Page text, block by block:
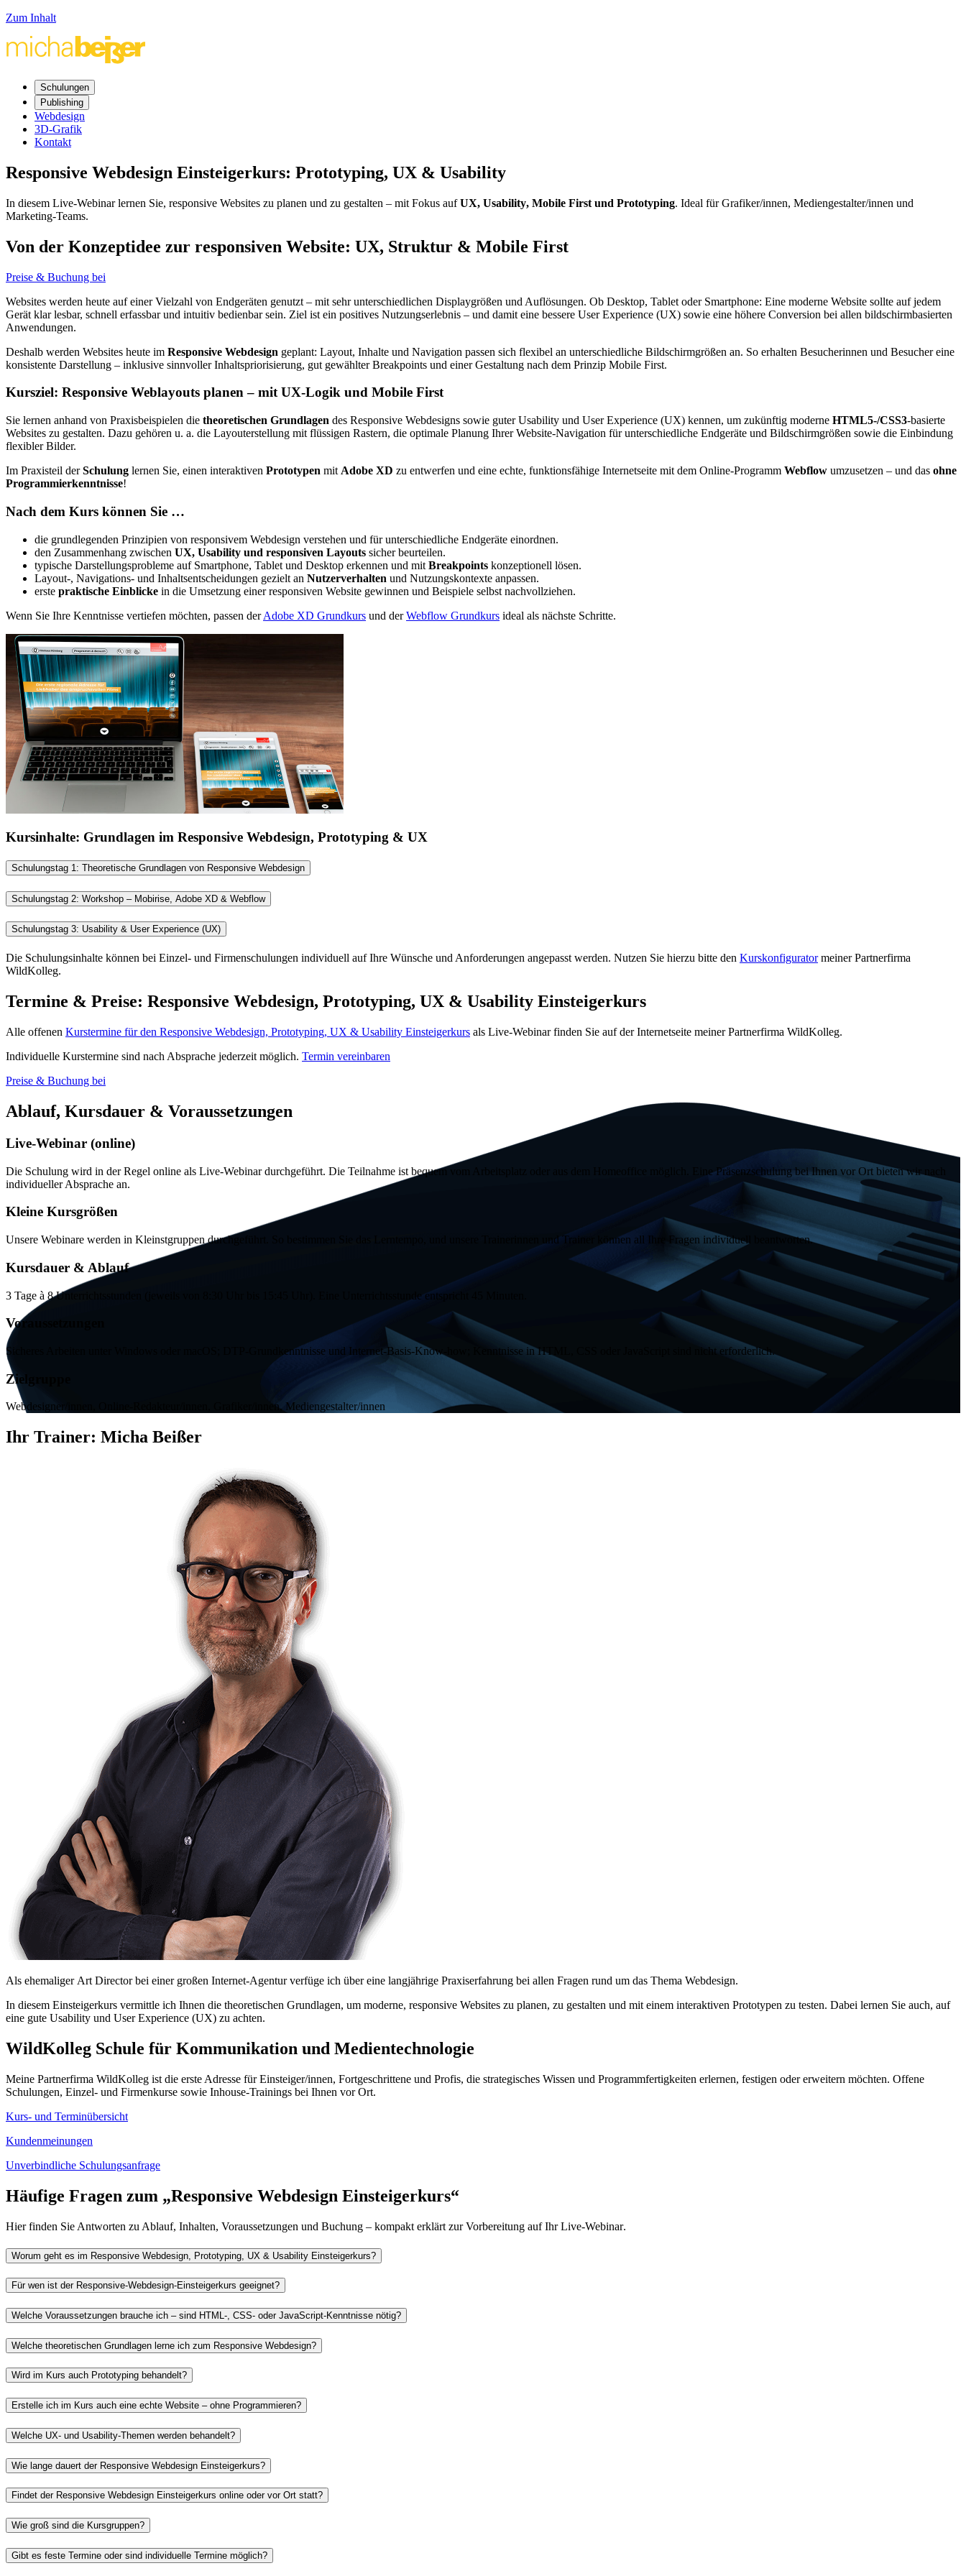
Zum Inhalt
Schulungen
Publishing
Webdesign
3D-Grafik
Kontakt
Responsive Webdesign Einsteigerkurs: Prototyping, UX & Usability
In diesem Live-Webinar lernen Sie, responsive Websites zu planen und zu gestalten – mit Fokus aufUX, Usability, Mobile First und Prototyping. Ideal für Grafiker/innen, Mediengestalter/innen und
Marketing-Teams.
Von der Konzeptidee zur responsiven Website: UX, Struktur & Mobile First
Preise & Buchung bei
Websites werden heute auf einer Vielzahl von Endgeräten genutzt – mit sehr unterschiedlichen Displaygrößen und Auflösungen. Ob Desktop, Tablet oder Smartphone: Eine moderne Website sollte auf jedem
Gerät klar lesbar, schnell erfassbar und intuitiv bedienbar sein. Ziel ist ein positives Nutzungserlebnis – und damit eine bessere User Experience (UX) sowie eine höhere Conversion bei allen bildschirmbasierten
Anwendungen.
Deshalb werden Websites heute im Responsive Webdesign geplant: Layout, Inhalte und Navigation passen sich flexibel an unterschiedliche Bildschirmgrößen an. So erhalten Besucherinnen und Besucher eine
konsistente Darstellung – inklusive sinnvoller Inhaltspriorisierung, gut gewählterBreakpoints und einer Gestaltung nach dem Prinzip Mobile First.
Kursziel: Responsive Weblayouts planen – mit UX-Logik und Mobile First
Sie lernen anhand von Praxisbeispielen die theoretischen Grundlagen des Responsive Webdesigns sowie guterUsability und User Experience (UX) kennen, um zukünftig moderne HTML5-/CSS3-basierte
Websites zu gestalten. Dazu gehören u. a. die Layouterstellung mit flüssigen Rastern, die optimale Planung IhrerWebsite-Navigation für unterschiedliche Endgeräte und Bildschirmgrößen sowie die Einbindung
flexibler Bilder.
Im Praxisteil derSchulung lernen Sie, einen interaktiven Prototypen mit Adobe XD zu entwerfen und eine echte, funktionsfähige Internetseite mit dem Online-Programm Webflow umzusetzen – und das ohne
Programmierkenntnisse!
Nach dem Kurs können Sie …
die grundlegenden Prinzipien von responsivem Webdesign verstehen und für unterschiedliche Endgeräte einordnen.
den Zusammenhang zwischen UX, Usability und responsiven Layouts sicher beurteilen.
typische Darstellungsprobleme auf Smartphone, Tablet und Desktop erkennen und mit Breakpoints konzeptionell lösen.
Layout-, Navigations- und Inhaltsentscheidungen gezielt an Nutzerverhalten und Nutzungskontexte anpassen.
erste praktische Einblicke in die Umsetzung einer responsiven Website gewinnen und Beispiele selbst nachvollziehen.
Wenn Sie Ihre Kenntnisse vertiefen möchten, passen derAdobe XD Grundkurs und derWebflow Grundkurs ideal als nächste Schritte.
Kursinhalte: Grundlagen im Responsive Webdesign, Prototyping & UX
Schulungstag 1: Theoretische Grundlagen von Responsive Webdesign
Schulungstag 2: Workshop – Mobirise , Adobe XD & Webflow
Schulungstag 3: Usability & User Experience (UX)
Die Schulungsinhalte können bei Einzel- und Firmenschulungen individuell auf Ihre Wünsche und Anforderungen angepasst werden. Nutzen Sie hierzu bitte den Kurskonfiguratormeiner Partnerfirma
WildKolleg.
Termine & Preise: Responsive Webdesign, Prototyping, UX & Usability Einsteigerkurs
Alle offenen Kurstermine für den Responsive Webdesign, Prototyping, UX & Usability Einsteigerkurs als Live-Webinar finden Sie auf der Internetseite meiner Partnerfirma WildKolleg.
Individuelle Kurstermine sind nach Absprache jederzeit möglich. Termin vereinbaren
Preise & Buchung bei
Ablauf, Kursdauer & Voraussetzungen
Live-Webinar (online)
Die Schulung wird in der Regel online als Live-Webinar durchgeführt. Die Teilnahme ist bequem vom Arbeitsplatz oder aus dem
möglich. Eine Präsenzschulung bei Ihnen vor Ort bieten wir nach
individueller Absprache an.
Kleine Kursgrößen
Unsere Webinare werden in Kleinstgruppen durchgeführt. So bestimmen Sie das Lerntempo, und unsere Trainerinnen und Trainer können all Ihre Fragen individuell beantworten.
Kursdauer & Ablauf
3 Tage à 8 Unterrichtsstunden (jeweils von 8:30 Uhr bis 15:45 Uhr). Eine Unterrichtsstunde entspricht 45 Minuten.
Voraussetzungen
Sicheres Arbeiten unter ; DTP-Grundkenntnisse und Internet-Basis-Know-how ; Kenntnisse in HTML, CSS oder sind nicht erforderlich.
Zielgruppe
Webdesigner/innen, -Redakteur/innen, Grafiker/innen, Mediengestalter/innen
Ihr Trainer: Micha Beißer
Als ehemaliger Art Directorbei einer großen Internet-Agentur verfüge ich über eine langjährige Praxiserfahrung bei allen Fragen rund um das Thema Webdesign.
In diesem Einsteigerkurs vermittle ich Ihnen die theoretischen Grundlagen, um moderne, responsive Websites zu planen, zu gestalten und mit einem interaktiven Prototypen zu testen. Dabei lernen Sie auch, auf
eine gute Usability und User Experience (UX) zu achten.
WildKolleg Schule für Kommunikation und Medien­technologie
Meine Partnerfirma WildKolleg ist die erste Adresse für Einsteiger/innen, Fortgeschrittene und Profis, die strategisches Wissen und Programmfertigkeiten erlernen, festigen oder erweitern möchten. Offene
Schulungen, Einzel- und Firmenkurse sowie Inhouse-Trainings bei Ihnen vor Ort.
Kurs- und Terminübersicht
Kundenmeinungen
Unverbindliche Schulungsanfrage
Häufige Fragen zum „Responsive Webdesign Einsteigerkurs“
Hier finden Sie Antworten zu Ablauf, Inhalten, Voraussetzungen und Buchung – kompakt erklärt zur Vorbereitung auf IhrLive-Webinar.
Worum geht es im Responsive Webdesign Prototyping , UX & Usability Einsteigerkurs?
Für wen ist der Responsive-Webdesign-Einsteigerkurs geeignet?
Welche Voraussetzungen brauche ich – sind HTML-, CSS- oder JavaScript-Kenntnisse nötig?
Welche theoretischen Grundlagen lerne ich zum Responsive Webdesign?
Wird im Kurs auch Prototyping behandelt?
Erstelle ich im Kurs auch eine echte Website – ohne Programmieren?
Welche UX- und Usability-Themen werden behandelt?
Wie lange dauert der Responsive Webdesign Einsteigerkurs?
Findet der Responsive Webdesign Einsteigerkurs online oder vor Ort statt?
Wie groß sind die Kursgruppen?
Gibt es feste Termine oder sind individuelle Termine möglich?